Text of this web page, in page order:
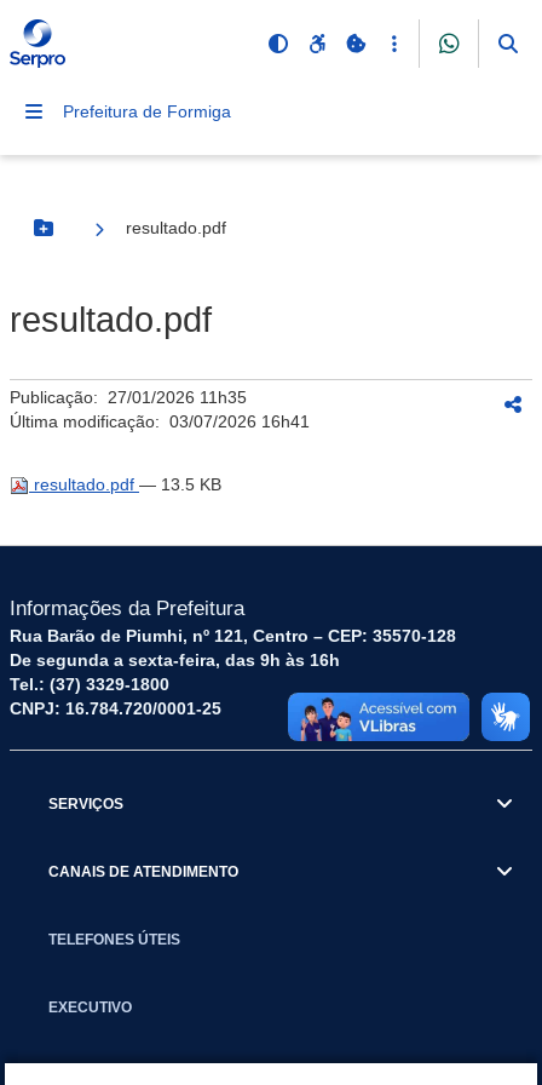
Prefeitura de Formiga
Botão Menu
resultado.pdf
resultado.pdf
Publicação: 27/01/2026 11h35
Última modificação: 03/07/2026 16h41
resultado.pdf — 13.5 KB
Informações da Prefeitura
Rua Barão de Piumhi, nº 121, Centro – CEP: 35570-128
De segunda a sexta-feira, das 9h às 16h
Tel.: (37) 3329-1800
CNPJ: 16.784.720/0001-25
SERVIÇOS
CANAIS DE ATENDIMENTO
TELEFONES ÚTEIS
EXECUTIVO